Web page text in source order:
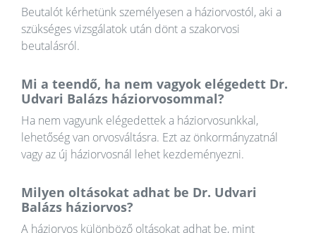
Beutalót kérhetünk személyesen a háziorvostól, aki a
szükséges vizsgálatok után dönt a szakorvosi
beutalásról.
Mi a teendő, ha nem vagyok elégedett Dr.
Udvari Balázs háziorvosommal?
Ha nem vagyunk elégedettek a háziorvosunkkal,
lehetőség van orvosváltásra. Ezt az önkormányzatnál
vagy az új háziorvosnál lehet kezdeményezni.
Milyen oltásokat adhat be Dr. Udvari
Balázs háziorvos?
A háziorvos különböző oltásokat adhat be, mint